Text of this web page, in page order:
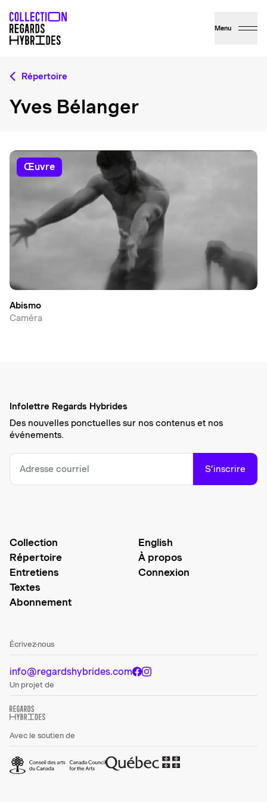
Menu
Répertoire
Yves Bélanger
œuvre
Abismo
Caméra
Infolettre Regards Hybrides
Des nouvelles ponctuelles sur nos contenus et nos
événements.
S’inscrire
Collection
Répertoire
Entretiens
Textes
Abonnement
English
À propos
Connexion
Écrivez-nous
info@regardshybrides.com
Un projet de
Avec le soutien de